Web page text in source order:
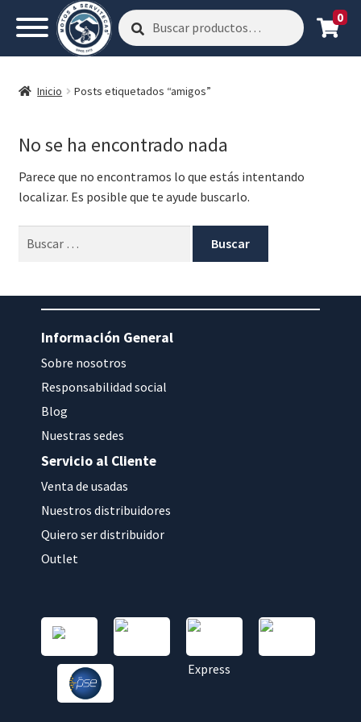
Buscar
por:
Buscar 0
Inicio Posts etiquetados “amigos”
No se ha encontrado nada
Parece que no encontramos lo que estás intentando
localizar. Es posible que te ayude buscarlo.
Información General
Sobre nosotros
Responsabilidad social
Blog
Nuestras sedes
Servicio al Cliente
Venta de usadas
Nuestros distribuidores
Quiero ser distribuidor
Outlet